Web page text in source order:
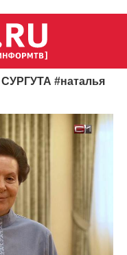
#наталья